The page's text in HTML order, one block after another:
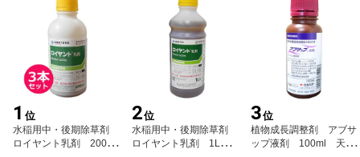
1 位
水稲用中・後期除草剤
ロイヤント乳剤 200ml
2位
水稲用中・後期除草剤
ロイヤント乳剤 1L 落
3位
植物成長調整剤 アブサ
ップ液剤 100ml 天然